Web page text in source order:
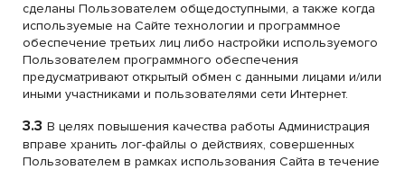
сделаны Пользователем общедоступными, а также когда
используемые на Сайте технологии и программное
обеспечение третьих лиц либо настройки используемого
Пользователем программного обеспечения
предусматривают открытый обмен с данными лицами и/или
иными участниками и пользователями сети Интернет.
3.3 В целях повышения качества работы Администрация
вправе хранить лог-файлы о действиях, совершенных
Пользователем в рамках использования Сайта в течение